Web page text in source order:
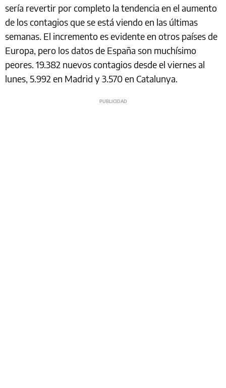
sería revertir por completo la tendencia en el aumento
de los contagios que se está viendo en las últimas
semanas. El incremento es evidente en otros países de
Europa, pero los datos de España son muchísimo
peores. 19.382 nuevos contagios desde el viernes al
lunes, 5.992 en Madrid y 3.570 en Catalunya.